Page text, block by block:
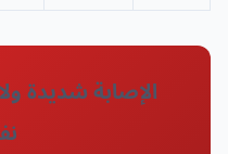
الإصابة شديدة